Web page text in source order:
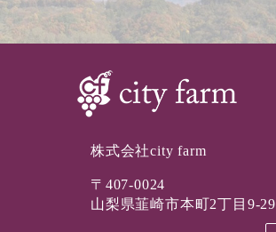
株式会社city farm
〒407-0024
山梨県韮崎市本町2丁目9-29